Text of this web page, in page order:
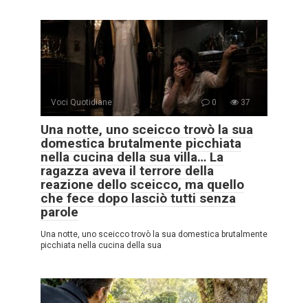
Voci Quotidiane 0 37
Una notte, uno sceicco trovò la sua
domestica brutalmente picchiata
nella cucina della sua villa… La
ragazza aveva il terrore della
reazione dello sceicco, ma quello
che fece dopo lasciò tutti senza
parole
Una notte, uno sceicco trovò la sua domestica brutalmente
picchiata nella cucina della sua